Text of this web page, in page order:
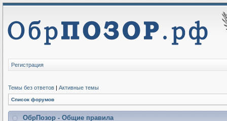
Регистрация
Темы без ответов | Активные темы
Список форумов
ОбрПозор - Общие правила